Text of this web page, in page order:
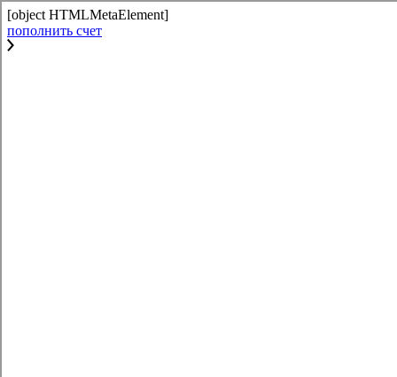
[object HTMLMetaElement]
пополнить счет